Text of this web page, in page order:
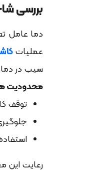
بررسی
دما عامل
عملیات
سیب در
محدودیت
توقف
رعایت این